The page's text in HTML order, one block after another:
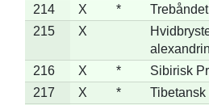
214
X *
215
X
216
X *
Sibirisk
217
X *